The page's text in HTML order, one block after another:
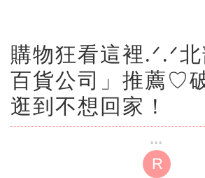
購物狂看這裡.ᐟ‪.ᐟ
百貨公司」推薦♡
逛到不想回家！
R